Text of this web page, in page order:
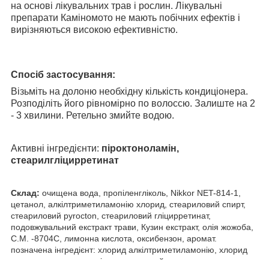
на основі лікувальних трав і рослин. Лікувальні
препарати Каміномото не мають побічних ефектів і
вирізняються високою ефективністю.
Спосіб застосування:
Візьміть на долоню необхідну кількість кондиціонера.
Розподіліть його рівномірно по волоссю. Залиште на 2
- 3 хвилини. Ретельно змийте водою.
Активні інгредієнти: піроктоноламін,
стеарилгліцирретинат
Склад: очищена вода, пропіленгліколь, Nikkor NET-814-1,
цетанол, алкілтриметиламонію хлорид, стеариловий спирт,
стеариловий pyrocton, стеариловий гліцирретинат,
подовжувальний екстракт трави, Кузин екстракт, олія жожоба,
С.М. -8704C, лимонна кислота, оксибензон, аромат.
позначена інгредієнт: хлорид алкілтриметиламонію, хлорид